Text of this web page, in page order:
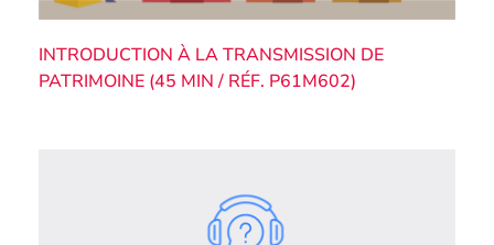
INTRODUCTION À LA TRANSMISSION DE
PATRIMOINE (45 MIN / RÉF. P61M602)